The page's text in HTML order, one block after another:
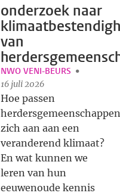
onderzoek naar
van
NWO VENI-BEURS
16 juli 2026
Hoe passen
herdersgemeenschappen
zich aan aan een
veranderend klimaat?
En wat kunnen we
leren van hun
eeuwenoude kennis